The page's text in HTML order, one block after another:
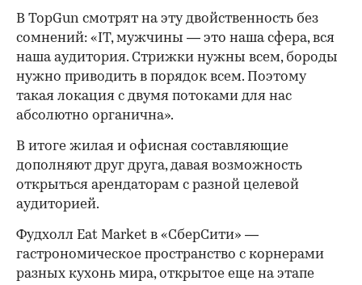
В TopGun смотрят на эту двойственность без
сомнений: «IT, мужчины — это наша сфера, вся
наша аудитория. Стрижки нужны всем, бороды
нужно приводить в порядок всем. Поэтому
такая локация с двумя потоками для нас
абсолютно органична».
В итоге жилая и офисная составляющие
дополняют друг друга, давая возможность
открыться арендаторам с разной целевой
аудиторией.
Фудхолл Eat Market в «СберСити» —
гастрономическое пространство с корнерами
разных кухонь мира, открытое еще на этапе